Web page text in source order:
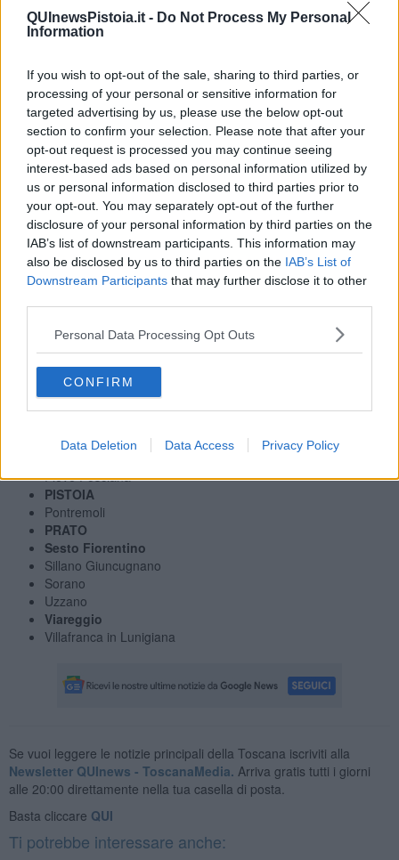
QUInewsPistoia.it - Do Not Process My Personal
Information
If you wish to opt-out of the sale, sharing to third parties, or
processing of your personal or sensitive information for
targeted advertising by us, please use the below opt-out
section to confirm your selection. Please note that after your
opt-out request is processed you may continue seeing
interest-based ads based on personal information utilized by
us or personal information disclosed to third parties prior to
your opt-out. You may separately opt-out of the further
disclosure of your personal information by third parties on the
IAB’s list of downstream participants. This information may
also be disclosed by us to third parties on the IAB’s List of
Downstream Participants that may further disclose it to other
Personal Data Processing Opt Outs
CONFIRM
Data Deletion Data Access Privacy Policy
Al seggio i cittadini elettori riceveranno unascheda di colore
azzurrocon all'interno riquadri in cui sono riportati i nomi dei
candidati alla carica di Sindaco e i simboli delle liste a sostegno di
ciascuno. A fianco a questi simboli c'è lo spazio per inserire
eventuale preferenza sui candidati al Consiglio comunale.
L'eventuale turno di ballottaggio si terrà il 7 e l'8 Giugno.
Tutti i Comuni al voto
Ecco in ordine alfabetico l' elenco completodei Comuni i cui
cittadini sono chiamati alle urne. In maiuscolo i capoluoghi di
provincia, in neretto i Comuni con più di 15mila abitanti:
Capraia Isola
Cascina
Coreglia Antelminelli
Fauglia
Montignoso
Pieve Fosciana
PISTOIA
Pontremoli
PRATO
Sesto Fiorentino
Sillano Giuncugnano
Sorano
Uzzano
Viareggio
Villafranca in Lunigiana
Se vuoi leggere le notizie principali della Toscana iscriviti alla
Newsletter QUInews - ToscanaMedia. Arriva gratis tutti i giorni
alle 20:00 direttamente nella tua casella di posta.
Basta cliccare QUI
Ti potrebbe interessare anche: